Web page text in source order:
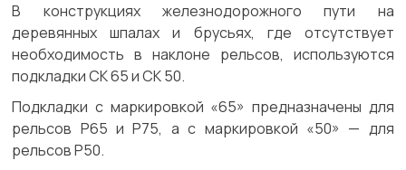
В конструкциях железнодорожного пути на
деревянных шпалах и брусьях, где отсутствует
необходимость в наклоне рельсов, используются
подкладки СК 65 и СК 50.
Подкладки с маркировкой «65» предназначены для
рельсов Р65 и Р75, а с маркировкой «50» — для
рельсов Р50.